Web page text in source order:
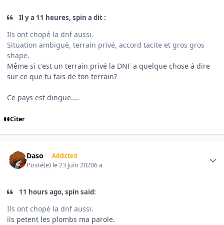
Il y a 11 heures, spin a dit :
Ils ont chopé la dnf aussi.
Situation ambiguë, terrain privé, accord tacite et gros gros
shape.
Même si c'est un terrain privé la DNF a quelque chose à dire
sur ce que tu fais de ton terrain?
Ce pays est dingue....
Citer
Daso Addicted
Posté(e) le 23 juin 20206 a
11 hours ago, spin said:
Ils ont chopé la dnf aussi.
ils petent les plombs ma parole.